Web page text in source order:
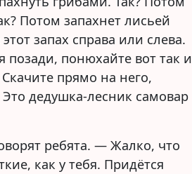
Потом запахнет лисьей
запах справа или слева.
позади, понюхайте вот так и
прямо на него,
дедушка-лесник самовар
ребята. — Жалко, что
как у тебя. Придётся